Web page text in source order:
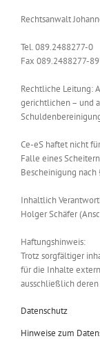
Rechtsanwalt
Tel. 089.2488277-0
Fax 089.2488277-
Rechtliche Leitung:
gerichtlichen – und
Ce-eS haftet nicht
Falle eines
Bescheinigung nach
Inhaltlich
Holger Schäfer
Haftungshinweis:
Trotz sorgfältiger
für die Inhalte
ausschließlich
Datenschutz
Hinweise zum